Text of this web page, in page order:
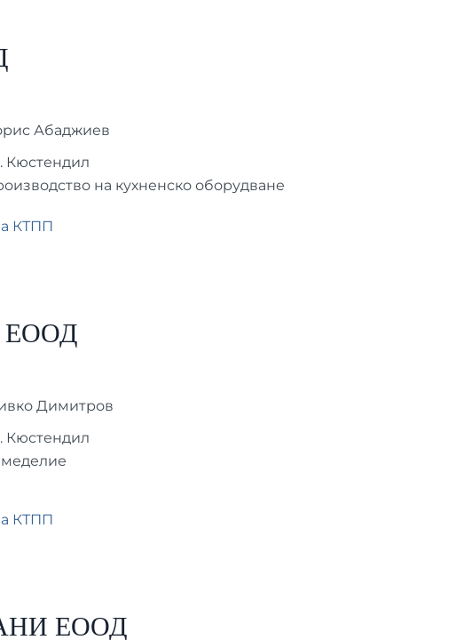
Абаджиев
Кюстендил
на кухненско оборудване
КТПП
ЕООД
Димитров
Кюстендил
КТПП
ЕООД